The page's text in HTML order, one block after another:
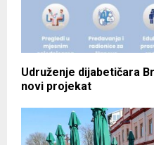
Udruženje dijabetičara
novi projekat